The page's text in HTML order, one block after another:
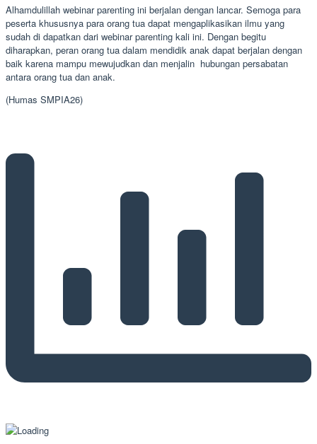
Alhamdulillah webinar parenting ini berjalan dengan lancar. Semoga para
peserta khususnya para orang tua dapat mengaplikasikan ilmu yang
sudah di dapatkan dari webinar parenting kali ini. Dengan begitu
diharapkan, peran orang tua dalam mendidik anak dapat berjalan dengan
baik karena mampu mewujudkan dan menjalin hubungan persabatan
antara orang tua dan anak.
(Humas SMPIA26)